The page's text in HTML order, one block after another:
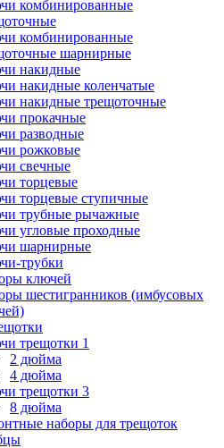
комбинированные
комбинированные
шарнирные
накидные
накидные коленчатые
накидные трещоточные
прокачные
разводные
рожковые
свечные
торцевые
торцевые ступичные
трубные рычажные
угловые проходные
шарнирные
трубки
ключей
шестигранников (имбусовых
трещотки 1
2 дюйма
4 дюйма
трещотки 3
8 дюйма
наборы для трещоток